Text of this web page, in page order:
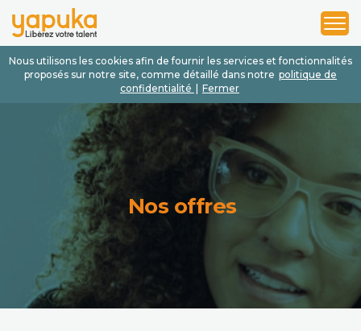
Nous utilisons les cookies afin de fournir les services et fonctionnalités
proposés sur notre site, comme détaillé dans notre politique de
confidentialité
Fermer
1
2
3
Nos offres